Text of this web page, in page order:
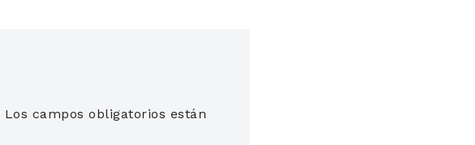
Los campos obligatorios están